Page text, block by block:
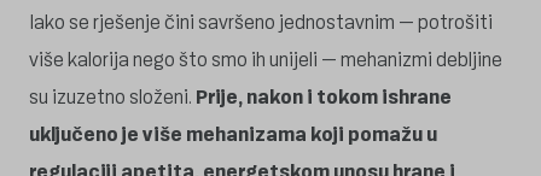
Iako se rješenje čini savršeno jednostavnim – potrošiti
više kalorija nego što smo ih unijeli – mehanizmi debljine
su izuzetno složeni. Prije, nakon i tokom ishrane
uključeno je više mehanizama koji pomažu u